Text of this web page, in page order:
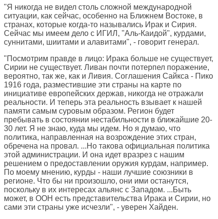
"Я никогда не видел столь сложной международной
ситуации, как сейчас, особенно на Ближнем Востоке, в
странах, которые когда-то назывались Ирак и Сирия.
Сейчас мы имеем дело с ИГИЛ, "Аль-Каидой", курдами,
суннитами, шиитами и алавитами", - говорит генерал.
"Посмотрим правде в лицо: Ирака больше не существует,
Сирии не существует. Ливан почти потерпел поражение,
вероятно, так же, как и Ливия. Соглашения Сайкса - Пико
1916 года, разместившие эти страны на карте по
инициативе европейских держав, никогда не отражали
реальности. И теперь эта реальность взывает к нашей
памяти самым суровым образом. Регион будет
пребывать в состоянии нестабильности в ближайшие 20-
30 лет. Я не знаю, куда мы идем. Но я думаю, что
политика, направленная на возрождение этих стран,
обречена на провал. ...Но такова официальная политика
этой администрации. И она идет вразрез с нашим
решением о предоставлении оружия курдам, например.
По моему мнению, курды - наши лучшие союзники в
регионе. Что бы ни произошло, они ими останутся,
поскольку в их интересах альянс с Западом. ...Быть
может, в ООН есть представительства Ирака и Сирии, но
сами эти страны уже исчезли", - уверен Хайден.